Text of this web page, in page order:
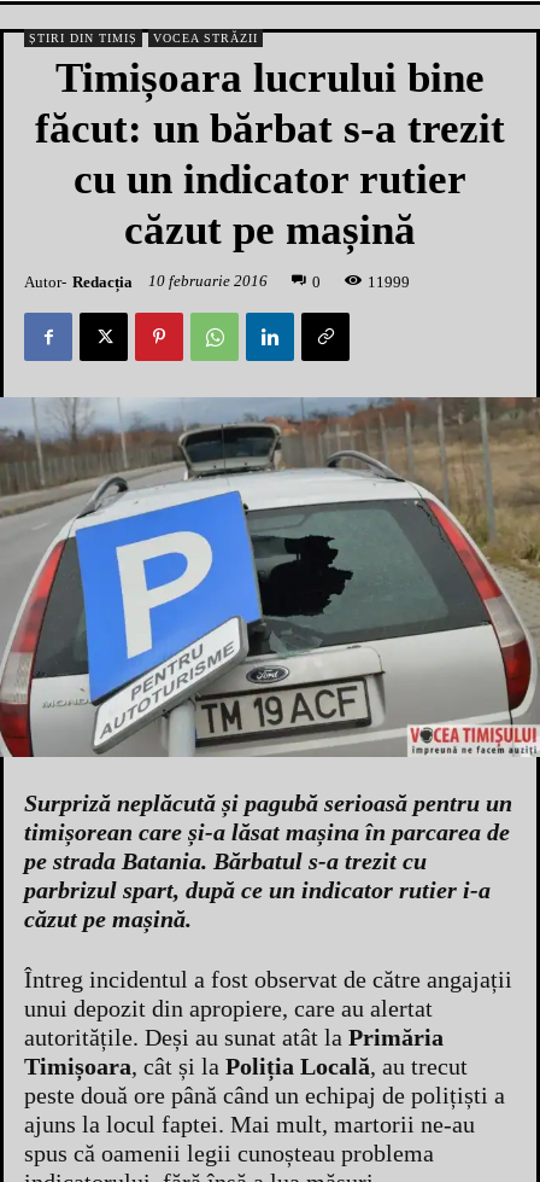
ȘTIRI DIN TIMIȘ VOCEA STRĂZII
Timișoara lucrului bine
făcut: un bărbat s-a trezit
cu un indicator rutier
căzut pe mașină
Autor- Redacția 10 februarie 2016 0 1 1999
Surpriză neplăcută și pagubă serioasă pentru un
timișorean care și-a lăsat mașina în parcarea de
pe strada Batania. Bărbatul s-a trezit cu
parbrizul spart, după ce un indicator rutier i-a
căzut pe mașină.
Întreg incidentul a fost observat de către angajații
unui depozit din apropiere, care au alertat
autoritățile. Deși au sunat atât la Primăria
Timișoara, cât și la Poliția Locală, au trecut
peste două ore până când un echipaj de polițiști a
ajuns la locul faptei. Mai mult, martorii ne-au
spus că oamenii legii cunoșteau problema